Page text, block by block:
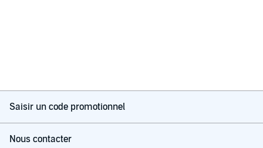
Saisir un code promotionnel
Nous contacter